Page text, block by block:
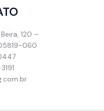
120 –
060